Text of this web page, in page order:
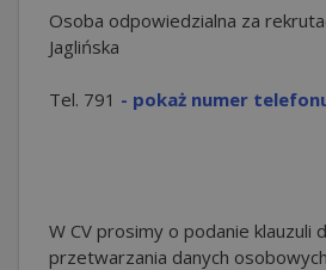
Osoba odpowiedzialna za
Jaglińska
Tel. 791 - pokaż numer
W CV prosimy o podanie klauzuli
przetwarzania danych osobowych